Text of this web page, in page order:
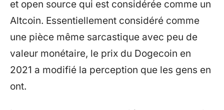
et open source qui est considérée comme un
Altcoin. Essentiellement considéré comme
une pièce même sarcastique avec peu de
valeur monétaire, le prix du Dogecoin en
2021 a modifié la perception que les gens en
ont.